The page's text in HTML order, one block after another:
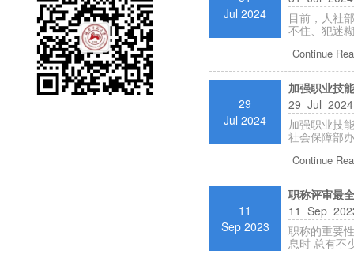
Jul 2024
目前，人社部
Continue
29
Jul 2024
加强职业技
29 Jul
加强职业技
社会保障部
Continue
11
Sep 2023
职称评审最
11 Sep
职称的重要
息时 总有不